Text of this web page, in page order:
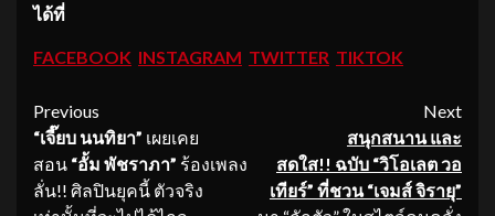
ได้ที่
FACEBOOK INSTAGRAM TWITTER TIKTOK
Continue
Reading
Previous
“เจี๊ยบ นนทิยา” เผยเคย
สอน “อั้ม พัชราภา” ร้องเพลง
ลั่น!! ศิลปินยุคนี้ ตัวจริง
Next
สนุกสนาน และ
สดใส!! ฉบับ “วิโอเลต วอ
เทียร์” ที่ชวน “เจมส์ จิรายุ”